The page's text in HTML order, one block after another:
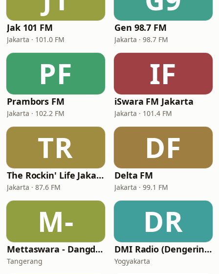
Jak 101 FM
Jakarta · 101.0 FM
Gen 98.7 FM
Jakarta · 98.7 FM
PF
Prambors FM
Jakarta · 102.2 FM
IF
iSwara FM Jakarta
Jakarta · 101.4 FM
TR
The Rockin' Life Jakarta (TRL FM)
Jakarta · 87.6 FM
DF
Delta FM
Jakarta · 99.1 FM
M-
Mettaswara - Dangdut
Tangerang
DR
DMI Radio (Dengerin Musik Indonesia)
Yogyakarta